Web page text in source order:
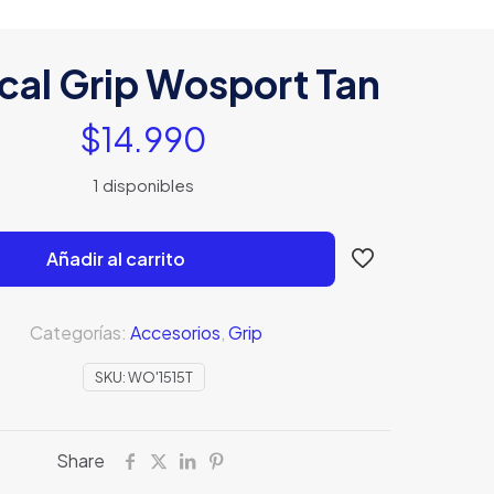
Grip Wosport Tan
$14.990
1 disponibles
Añadir al carrito
SKU:WO'1515T
Categorías: Accesorios Grip
Share